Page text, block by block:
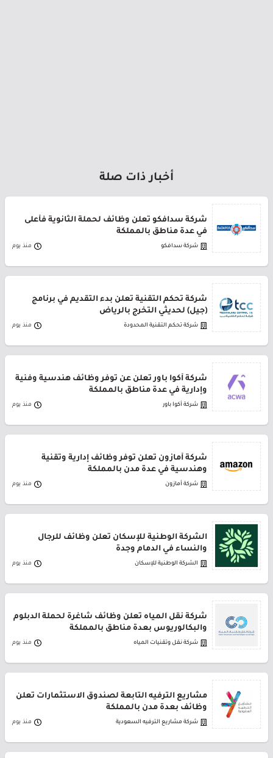
أخبار ذات صلة
شركة سدافكو تعلن وظائف لحملة الثانوية فأعلى
في عدة مناطق بالمملكة
شركة سدافكو منذ يوم
شركة تحكم التقنية تعلن بدء التقديم في برنامج
(جيل) لحديثي التخرج بالرياض
شركة تحكم التقنية المحدودة منذ يوم
شركة أكوا باور تعلن عن توفر وظائف هندسية وفنية
وإدارية في عدة مناطق بالمملكة
شركة أكوا باور منذ يوم
شركة أمازون تعلن توفر وظائف إدارية وتقنية
وهندسية في عدة مدن بالمملكة
شركة أمازون منذ يوم
الشركة الوطنية للإسكان تعلن وظائف للرجال
والنساء في الدمام وجدة
الشركة الوطنية للإسكان منذ يوم
شركة نقل المياه تعلن وظائف شاغرة لحملة الدبلوم
والبكالوريوس بعدة مناطق بالمملكة
شركة نقل وتقنيات المياه منذ يوم
مشاريع الترفيه التابعة لصندوق الاستثمارات تعلن
وظائف بعدة مدن بالمملكة
شركة مشاريع الترفيه السعودية منذ يوم